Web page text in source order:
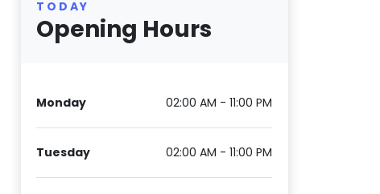
TODAY
Opening Hours
Monday 02:00 AM - 11:00 PM
Tuesday 02:00 AM - 11:00 PM